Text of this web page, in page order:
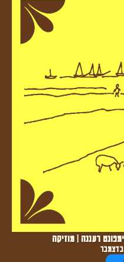
רעננה | מוזיקה